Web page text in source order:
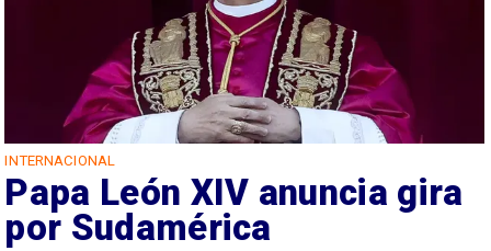
INTERNACIONAL
Papa León XIV anuncia gira
por Sudamérica